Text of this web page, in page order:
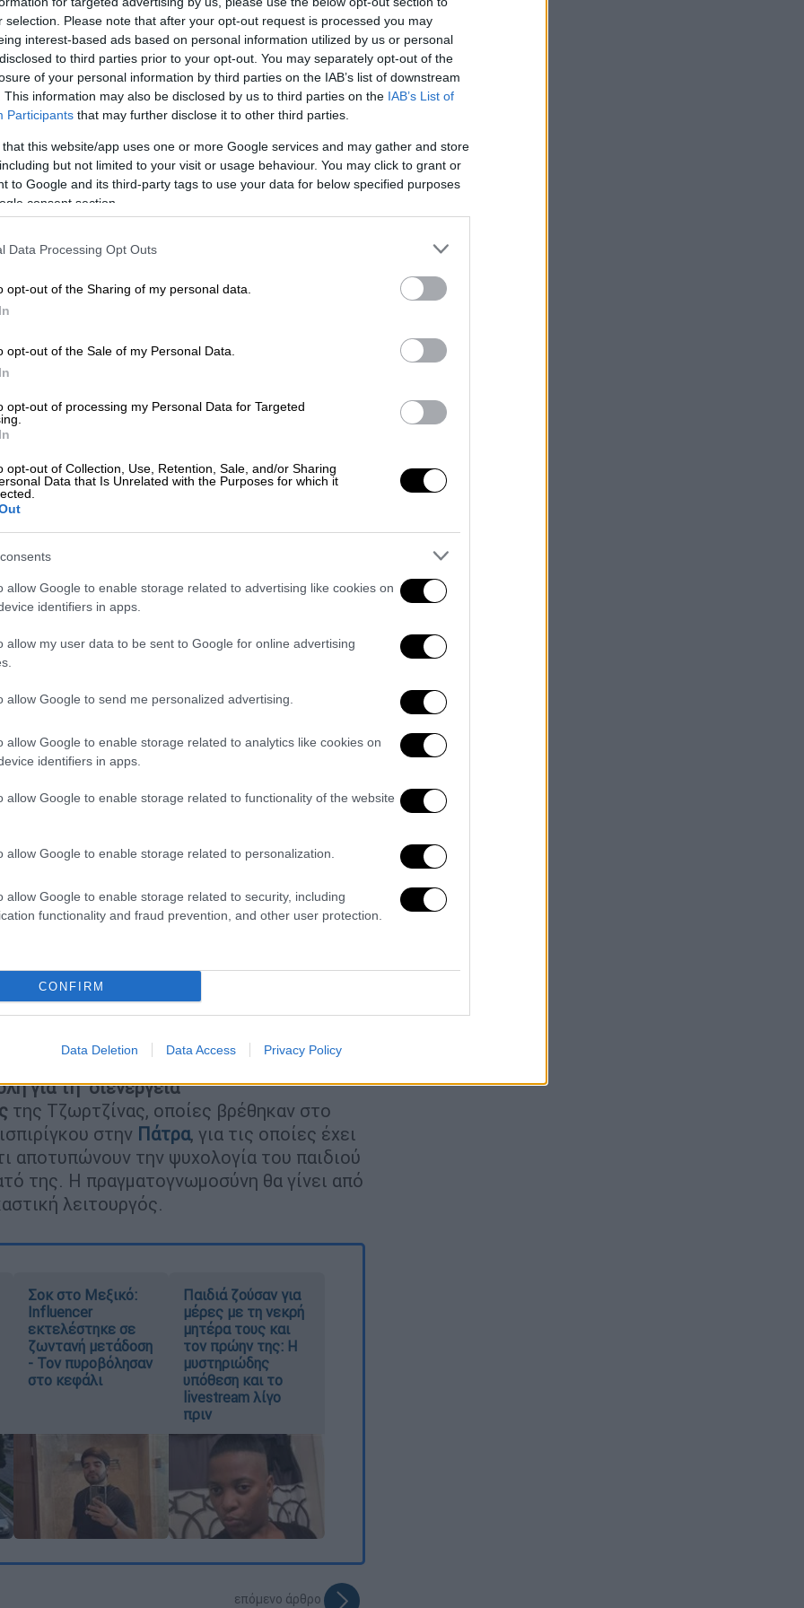
selection. Please note that after your opt-out request is processed you may
interest-based ads based on personal information utilized by us or personal
to third parties prior to your opt-out. You may separately opt-out of the
of your personal information by third parties on the IAB’s list of downstream
This information may also be disclosed by us to third parties on the IAB’s List of
Participants that may further disclose it to other third parties.
that this website/app uses one or more Google services and may gather and store
but not limited to your visit or usage behaviour. You may click to grant or
to Google and its third-party tags to use your data for below specified purposes
consent section.
Data Processing Opt Outs
opt-out of the Sharing of my personal data.
opt-out of the Sale of my Personal Data.
opt-out of processing my Personal Data for Targeted
opt-out of Collection, Use, Retention, Sale, and/or Sharing
Data that Is Unrelated with the Purposes for which it
allow Google to enable storage related to advertising like cookies on
identifiers in apps.
allow my user data to be sent to Google for online advertising
allow Google to send me personalized advertising.
allow Google to enable storage related to analytics like cookies on
identifiers in apps.
allow Google to enable storage related to functionality of the website
allow Google to enable storage related to personalization.
allow Google to enable storage related to security, including
functionality and fraud prevention, and other user protection.
CONFIRM
Data Deletion Data Access Privacy Policy
το ΕΘΝΟΣ στη Google
για τονθάνατο
την ώρα την μητέρα της για τον
Η εκτίμηση – σοκ για τη Ρούλα
της Ρούλας Πισπιρίγκου –
Τζωρτζίνας
Τζωρτζίνας – Ποιο άλλο φάρμακο
έλεγχο και επιμένει στην αθωότητά
κάνει τεστ πατρότητας»
ζητάει νέο γονιδιακό
τη δράση της κεταμίνης και ο
για τη διενέργεια
της Τζωρτζίνας, οποίες βρέθηκαν στο
στην Πάτρα, για τις οποίες έχει
αποτυπώνουν την ψυχολογία του παιδιού
της. Η πραγματογνωμοσύνη θα γίνει από
λειτουργός.
Σοκ στο Μεξικό:
Influencer
εκτελέστηκε σε
ζωντανή μετάδοση
- Τον πυροβόλησαν
στο κεφάλι
Παιδιά ζούσαν για
μέρες με τη νεκρή
μητέρα τους και
τον πρώην της: Η
μυστηριώδης
υπόθεση και το
livestream λίγο
πριν
επόμενο άρθρο